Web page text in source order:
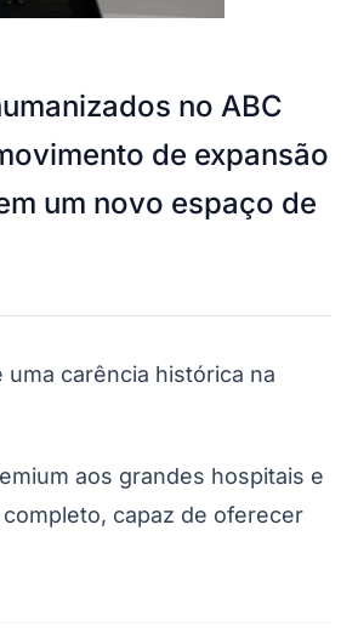
no ABC
de expansão
um novo espaço de
carência histórica na
aos grandes hospitais e
capaz de oferecer